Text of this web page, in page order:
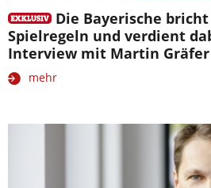
Die Bayerische
Spielregeln und verdient
Interview mit Martin Gräfer
mehr